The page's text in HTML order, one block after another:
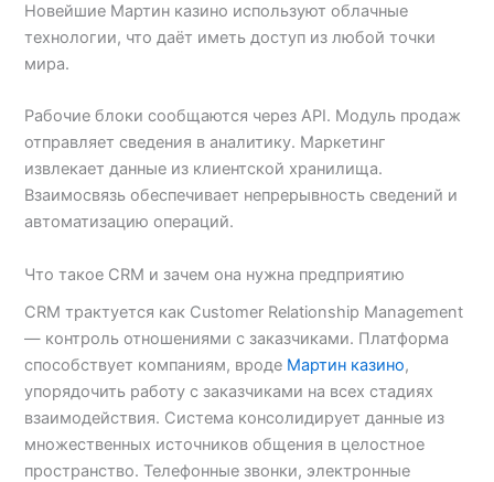
Новейшие Мартин казино используют облачные
технологии, что даёт иметь доступ из любой точки
мира.
Рабочие блоки сообщаются через API. Модуль продаж
отправляет сведения в аналитику. Маркетинг
извлекает данные из клиентской хранилища.
Взаимосвязь обеспечивает непрерывность сведений и
автоматизацию операций.
Что такое CRM и зачем она нужна предприятию
CRM трактуется как Customer Relationship Management
— контроль отношениями с заказчиками. Платформа
способствует компаниям, вроде Мартин казино,
упорядочить работу с заказчиками на всех стадиях
взаимодействия. Система консолидирует данные из
множественных источников общения в целостное
пространство. Телефонные звонки, электронные